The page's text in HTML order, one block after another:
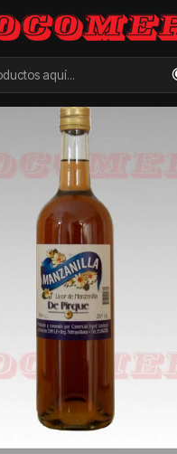
Categorías LICORES
OTROS
Manzanilla Pirque 750cc